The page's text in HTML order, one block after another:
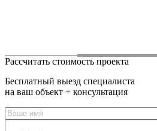
Рассчитать стоимость проекта
Бесплатный выезд специалиста
на ваш объект + консультация